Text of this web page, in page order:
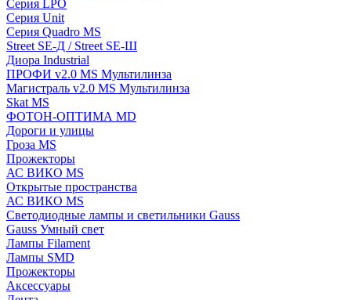
Серия LPO
Серия Unit
Серия Quadro MS
Street SE-Д / Street SE-Ш
Диора Industrial
ПРОФИ v2.0 MS Мультилинза
Магистраль v2.0 MS Мультилинза
Skat MS
ФОТОН-ОПТИМА MD
Дороги и улицы
Гроза MS
Прожекторы
АС ВИКО MS
Открытые пространства
АС ВИКО MS
Светодиодные лампы и светильники Gauss
Gauss Умный свет
Лампы Filament
Лампы SMD
Прожекторы
Аксессуары